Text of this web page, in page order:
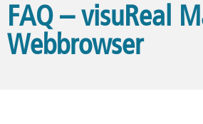
FAQ – visuReal
Webbrowser